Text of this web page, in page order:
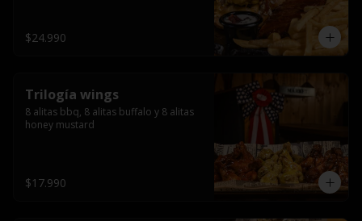
$24.990
Trilogía wings
8 alitas bbq, 8 alitas buffalo y 8 alitas
honey mustard
$17.990